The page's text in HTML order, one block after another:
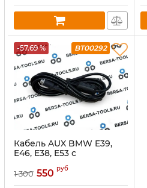
-57.69 % BT00292
Кабель AUX BMW E39,
E46, E38, E53 с
мониторами 16*9
1 300 550 руб